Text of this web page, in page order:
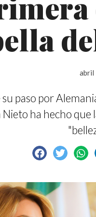
abril
paso por
Nieto ha hecho que